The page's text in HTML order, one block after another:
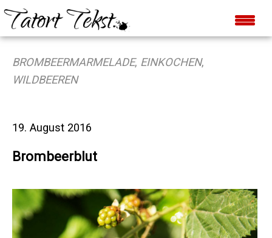
BROMBEERMARMELADE, EINKOCHEN,
WILDBEEREN
19. August 2016
Brombeerblut